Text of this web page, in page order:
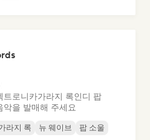
트로니카가라지 록인디 팝
악을 발매해 주세요
라지 록 뉴 웨이브
팝 소울